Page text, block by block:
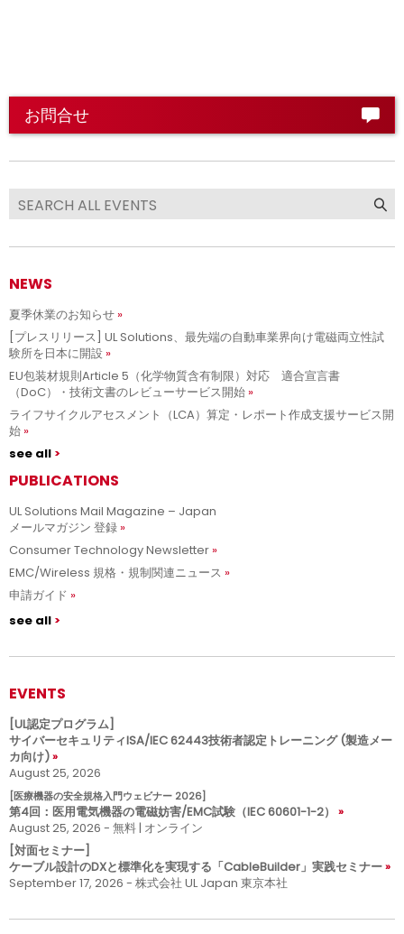
お問合せ
NEWS
夏季休業のお知らせ
[プレスリリース] UL Solutions、最先端の自動車業界向け電磁両立性試
験所を日本に開設
EU包装材規則Article 5（化学物質含有制限）対応 適合宣言書
（DoC）・技術文書のレビューサービス開始
ライフサイクルアセスメント（LCA）算定・レポート作成支援サービス開
始
see all
PUBLICATIONS
UL Solutions Mail Magazine – Japan
メールマガジン 登録
Consumer Technology Newsletter
EMC/Wireless 規格・規制関連ニュース
申請ガイド
see all
EVENTS
[UL認定プログラム]
サイバーセキュリティISA/IEC 62443技術者認定トレーニング (製造メー
カ向け)
August 25, 2026
[医療機器の安全規格入門ウェビナー 2026]
第4回：医用電気機器の電磁妨害/EMC試験（IEC 60601-1-2）
August 25, 2026 - 無料 | オンライン
[対面セミナー]
ケーブル設計のDXと標準化を実現する「CableBuilder」実践セミナー
September 17, 2026 - 株式会社 UL Japan 東京本社